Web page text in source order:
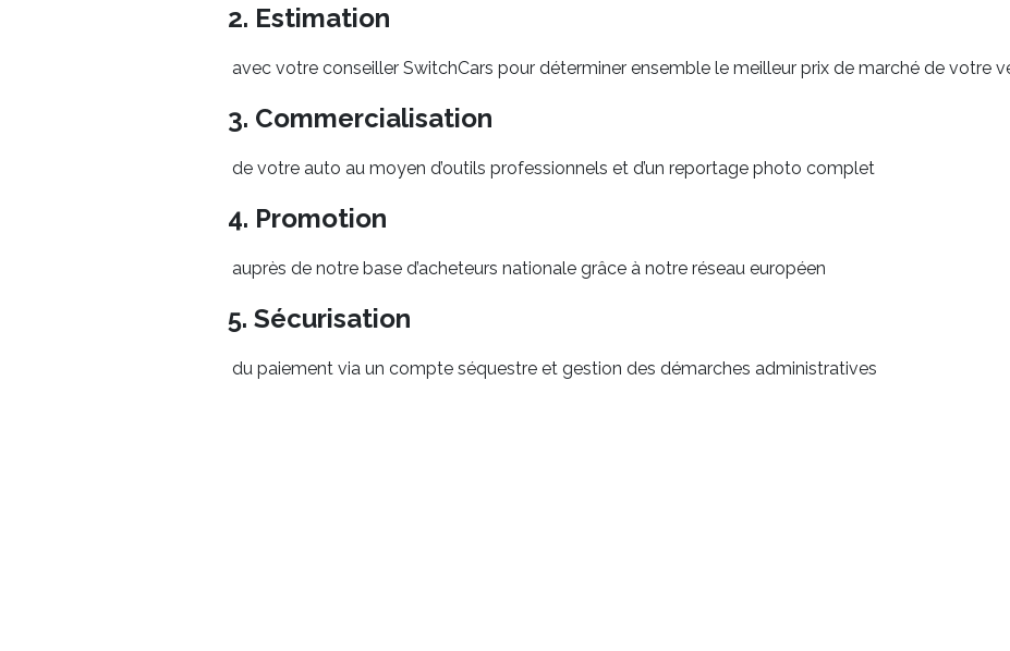
2. Estimation
avec votre conseiller SwitchCars pour déterminer ensemble le meilleur prix de marché de votre
3. Commercialisation
de votre auto au moyen d’outils professionnels et d’un reportage photo complet
4. Promotion
auprès de notre base d’acheteurs nationale grâce à notre réseau européen
5. Sécurisation
du paiement via un compte séquestre et gestion des démarches administratives